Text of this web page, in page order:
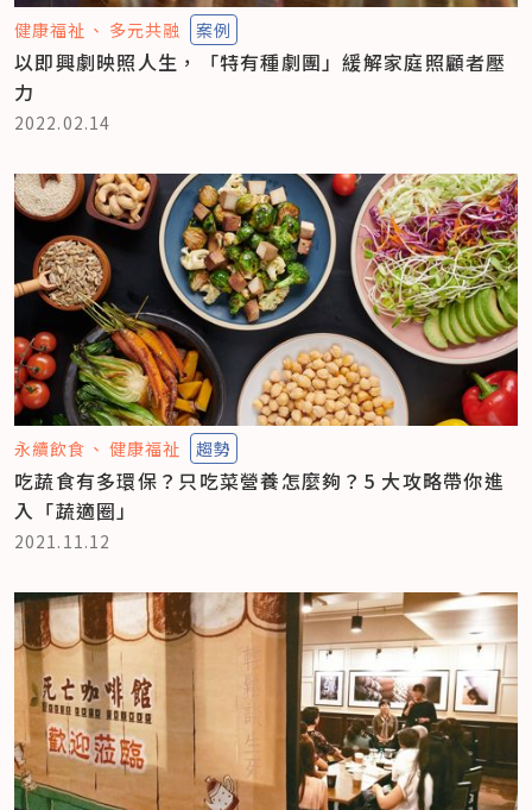
健康福祉 多元共融 案例
以即興劇映照人生，「特有種劇團」緩解家庭照顧者壓
力
2022.02.14
永續飲食 健康福祉 趨勢
吃蔬食有多環保？只吃菜營養怎麼夠？5 大攻略帶你進
入「蔬適圈」
2021.11.12